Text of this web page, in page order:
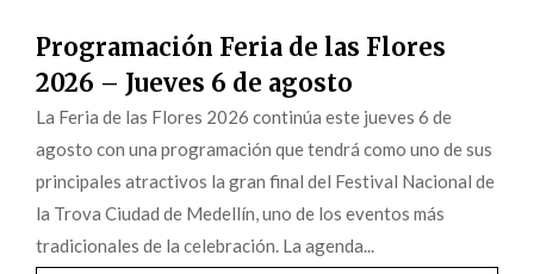
Programación Feria de las Flores
2026 – Jueves 6 de agosto
La Feria de las Flores 2026 continúa este jueves 6 de
agosto con una programación que tendrá como uno de sus
principales atractivos la gran final del Festival Nacional de
la Trova Ciudad de Medellín, uno de los eventos más
tradicionales de la celebración. La agenda...